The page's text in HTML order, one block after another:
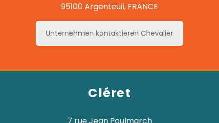
95100 Argenteuil, FRANCE
Unternehmen kontaktieren Chevalier
Cléret